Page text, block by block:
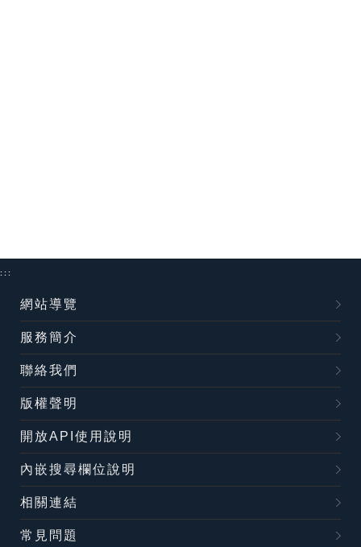
:::
網站導覽
服務簡介
聯絡我們
版權聲明
開放API使用說明
內嵌搜尋欄位說明
相關連結
常見問題